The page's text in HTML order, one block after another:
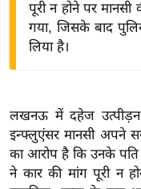
शे
ष
ज्ञ
रा
पूरी न होने पर
गया, जिसके बाद
लिया है।
लखनऊ में दहेज
इन्फ्लुएंसर मानसी अपने
का आरोप है कि उनके
ने कार की मांग पूरी न